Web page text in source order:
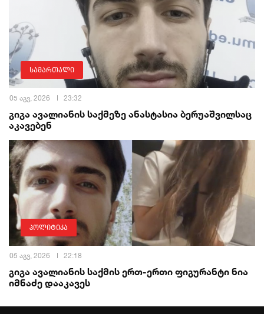
სამართალი
05 აგვ, 2026 23:32
გიგა ავალიანის საქმეზე ანასტასია ბერუაშვილსაც
აკავებენ
პოლიტიკა
05 აგვ, 2026 22:18
გიგა ავალიანის საქმის ერთ-ერთი ფიგურანტი ნია
იმნაძე დააკავეს